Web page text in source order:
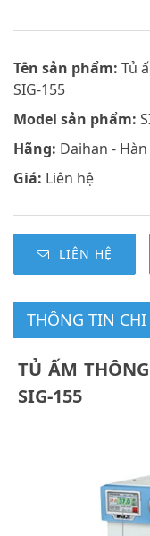
Tên sản phẩm: Tủ
SIG-155
Model sản phẩm:
Hãng: Daihan -
Giá: Liên hệ
LIÊN HỆ
THÔNG TIN CHI
TỦ ẤM
SIG-155